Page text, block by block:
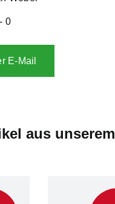
0
E-Mail
aus unserem